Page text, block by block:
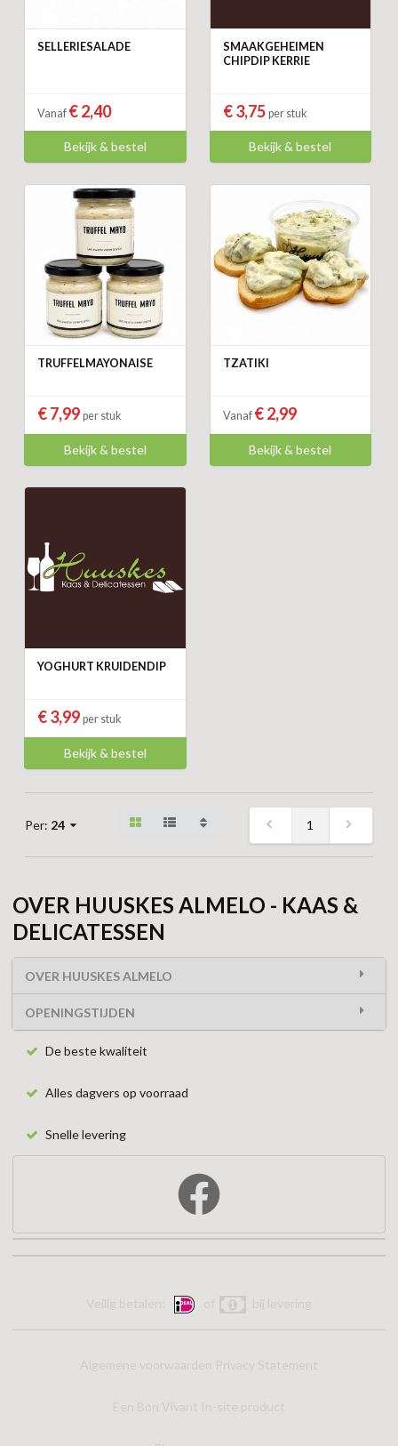
SELLERIESALADE
Vanaf € 2,40
Bekijk & bestel
SMAAKGEHEIMEN
CHIPDIP KERRIE
€ 3,75 per stuk
Bekijk & bestel
TRUFFELMAYONAISE
€ 7,99 per stuk
Bekijk & bestel
TZATIKI
Vanaf € 2,99
Bekijk & bestel
YOGHURT KRUIDENDIP
€ 3,99 per stuk
Bekijk & bestel
Per: 24 1
OVER HUUSKES ALMELO - KAAS &
DELICATESSEN
OVER HUUSKES ALMELO
OPENINGSTIJDEN
De beste kwaliteit
Alles dagvers op voorraad
Snelle levering
Veilig betalen: of bij levering
Algemene voorwaarden Privacy Statement
Een Bon Vivant In-site product